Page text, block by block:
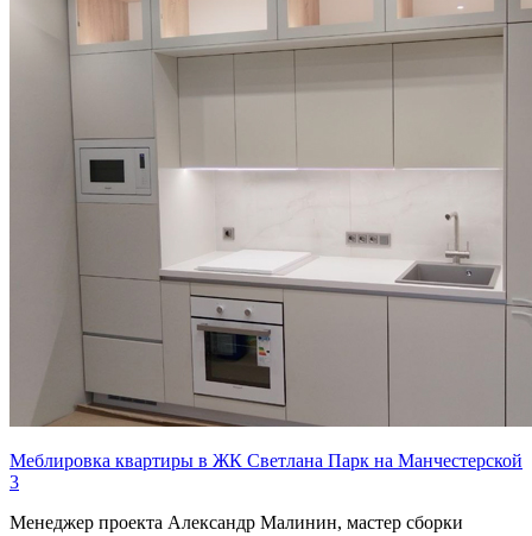
Меблировка квартиры в ЖК Светлана Парк на Манчестерской
3
Менеджер проекта Александр Малинин, мастер сборки